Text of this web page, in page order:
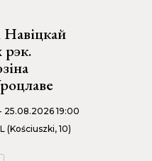
Навіцкай
25.08.2026 19:00
(Kościuszki, 10)